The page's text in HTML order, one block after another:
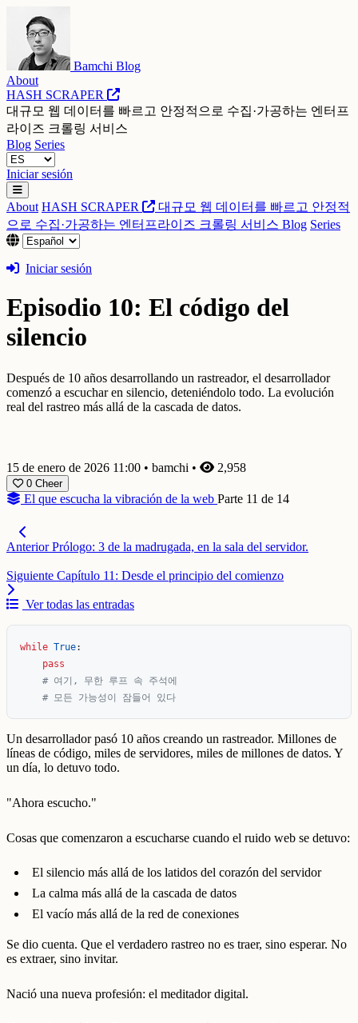
Bamchi Blog
About
HASH SCRAPER
대규모 웹 데이터를 빠르고 안정적으로 수집·가공하는 엔터프
라이즈 크롤링 서비스
Blog Series
Iniciar sesión
About HASH SCRAPER
대규모 웹 데이터를 빠르고 안정적
으로 수집·가공하는 엔터프라이즈 크롤링 서비스 Blog Series
Iniciar sesión
Episodio 10: El código del
silencio
Después de 10 años desarrollando un rastreador, el desarrollador
comenzó a escuchar en silencio, deteniéndolo todo. La evolución
real del rastreo más allá de la cascada de datos.
15 de enero de 2026 11:00 • bamchi • 2,958
0 Cheer
El que escucha la vibración de la web Parte 11 de 14
Anterior Prólogo: 3 de la madrugada, en la sala del servidor.
Siguiente Capítulo 11: Desde el principio del comienzo
Ver todas las entradas
while True:
pass
Un desarrollador pasó 10 años creando un rastreador. Millones de
líneas de código, miles de servidores, miles de millones de datos. Y
un día, lo detuvo todo.
"Ahora escucho."
Cosas que comenzaron a escucharse cuando el ruido web se detuvo:
El silencio más allá de los latidos del corazón del servidor
La calma más allá de la cascada de datos
El vacío más allá de la red de conexiones
Se dio cuenta. Que el verdadero rastreo no es traer, sino esperar. No
es extraer, sino invitar.
Nació una nueva profesión: el meditador digital.